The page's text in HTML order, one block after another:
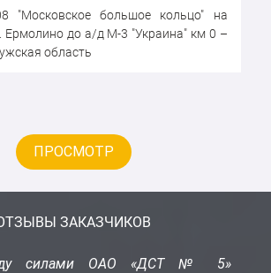
"Московское большое кольцо" на
Ермолино до а/д М-3 "Украина" км 0 –
область
ПРОСМОТР
ЗАКАЗЧИКОВ
силами ОАО «ДСТ № 5»